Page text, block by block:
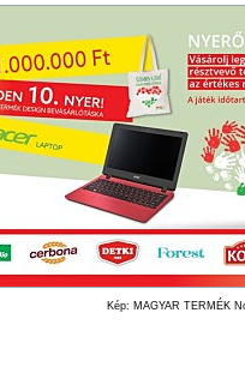
Kép: MAGYAR TERMÉK